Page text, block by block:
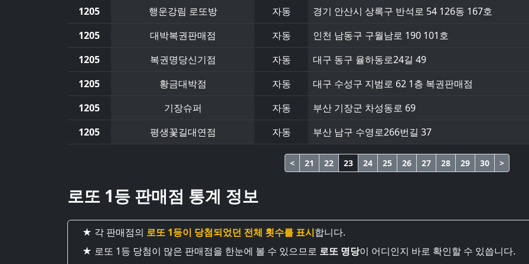
1205
행운강림 로또방 자동 경기 안산시 상록구 반석로 54 126동 167호
1205
대박복권판매점 자동 인천 남동구 구월남로 190 101호
1205
복권명당신기점 자동 대구 동구 율하동로24길 49
1205
황금대박점 자동 대구 수성구 지범로 62 1층 복권판매점
1205
기장슈퍼 자동 부산 기장군 차성동로 69
1205
평생꽃길대연점 자동 부산 남구 수영로266번길 37
< 21 22 23 24 25 26 27 28 29 30 >
로또 1등 판매점 통계 정보
★ 각 판매점의 로또 1등이 당첨되었던 전체 횟수를 표시합니다.
★ 로또 1등 당첨이 많은 판매점을 한눈에 볼 수 있으므로 로또 명당이 어디인지 바로 확인할 수 있씁니다.